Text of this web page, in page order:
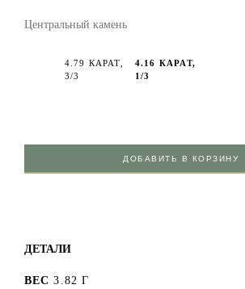
Центральный камень
4.79 КАРАТ,
3/3
4.16 КАРАТ,
1/3
ДОБАВИТЬ В КОРЗИНУ
ДЕТАЛИ
ВЕС 3.82 Г